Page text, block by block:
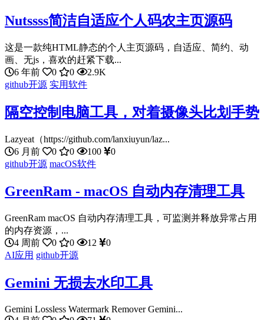
Nutssss简洁自适应个人码农主页源码
这是一款纯HTML静态的个人主页源码，自适应、简约、动
画、无js，喜欢的赶紧下载...
6 年前
0 0
2.9K
github开源 实用软件
隔空控制电脑工具，对着摄像头比划手势
Lazyeat（https://github.com/lanxiuyun/laz...
6 月前
0 0 100
0
github开源 macOS软件
GreenRam - macOS 自动内存清理工具
GreenRam macOS 自动内存清理工具，可监测并释放异常占用
的内存资源，...
4 周前
0 0 12
0
AI应用 github开源
Gemini 无损去水印工具
Gemini Lossless Watermark Remover Gemini...